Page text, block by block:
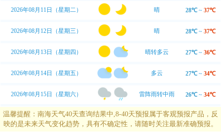
2026年08月11日（星期二） 晴 28℃ ~ 37℃
2026年08月12日（星期三） 晴 28℃ ~ 37℃
2026年08月13日（星期四） 晴转多云 27℃ ~ 36℃
2026年08月14日（星期五） 多云 27℃ ~ 34℃
2026年08月15日（星期六） 雷阵雨转中雨 26℃ ~ 34℃
温馨提醒：南海天气40天查询结果中,8-40天预报属于客观预报产品，反
映的是未来天气变化趋势，具有不确定性，请随时关注最新准确预报。